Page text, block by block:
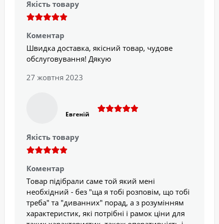
Якість товару
Коментар
Швидка доставка, якісний товар, чудове
обслуговування! Дякую
27 жовтня 2023
Евгеній
Якість товару
Коментар
Товар підібрали саме той який мені
необхідний - без "ща я тобі розповім, що тобі
треба" та "диванних" порад, а з розумінням
характеристик, які потрібні і рамок ціни для